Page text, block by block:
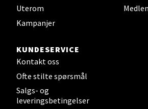
Uterom
Kampanjer
KUNDESERVICE
Kontakt oss
Ofte stilte spørsmål
Salgs- og
leveringsbetingelser
0 i butikk
Oslo - Thon Senter Storo